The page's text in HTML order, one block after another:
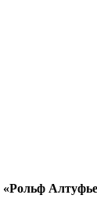
«Рольф